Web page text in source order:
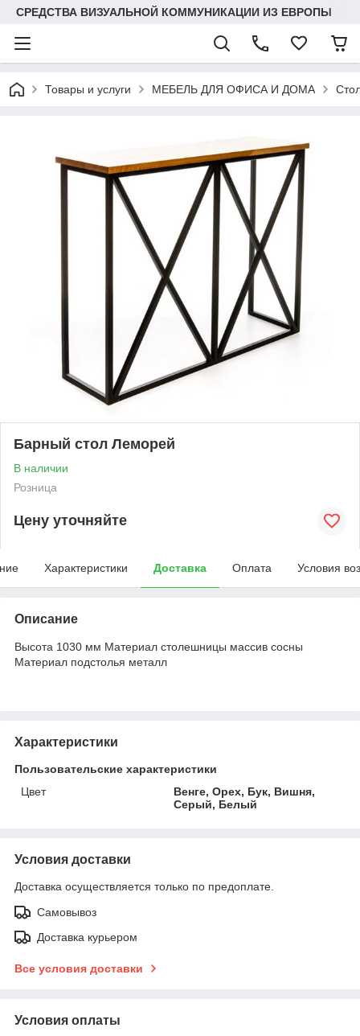
СРЕДСТВА ВИЗУАЛЬНОЙ КОММУНИКАЦИИ ИЗ ЕВРОПЫ
Товары и услуги МЕБЕЛЬ ДЛЯ ОФИСА И ДОМА
Барный стол Леморей
В наличии
Розница
Цену уточняйте
Характеристики Доставка Оплата Условия
Описание
Высота 1030 мм Материал столешницы массив сосны
Материал подстолья металл
Характеристики
Пользовательские характеристики
Цвет
Венге, Орех, Бук, Вишня,
Серый, Белый
Условия доставки
Доставка осуществляется только по предоплате.
Самовывоз
Доставка курьером
Все условия доставки
Условия оплаты